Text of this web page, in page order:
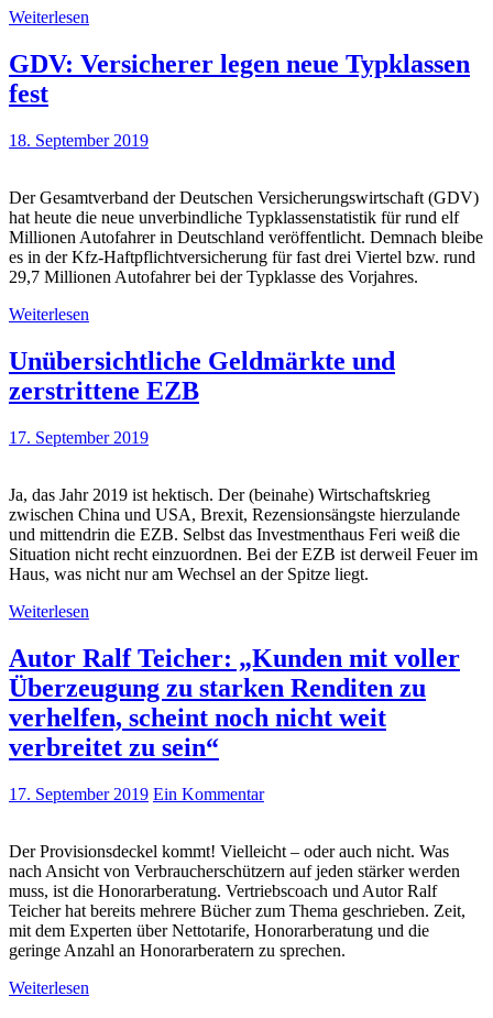
Weiterlesen
GDV: Versicherer legen neue Typklassen
fest
18. September 2019
Der Gesamtverband der Deutschen Versicherungswirtschaft (GDV)
hat heute die neue unverbindliche Typklassenstatistik für rund elf
Millionen Autofahrer in Deutschland veröffentlicht. Demnach bleibe
es in der Kfz-Haftpflichtversicherung für fast drei Viertel bzw. rund
29,7 Millionen Autofahrer bei der Typklasse des Vorjahres.
Weiterlesen
Unübersichtliche Geldmärkte und
zerstrittene EZB
17. September 2019
Ja, das Jahr 2019 ist hektisch. Der (beinahe) Wirtschaftskrieg
zwischen China und USA, Brexit, Rezensionsängste hierzulande
und mittendrin die EZB. Selbst das Investmenthaus Feri weiß die
Situation nicht recht einzuordnen. Bei der EZB ist derweil Feuer im
Haus, was nicht nur am Wechsel an der Spitze liegt.
Weiterlesen
Autor Ralf Teicher: „Kunden mit voller
Überzeugung zu starken Renditen zu
verhelfen, scheint noch nicht weit
verbreitet zu sein“
17. September 2019 Ein Kommentar
Der Provisionsdeckel kommt! Vielleicht – oder auch nicht. Was
nach Ansicht von Verbraucherschützern auf jeden stärker werden
muss, ist die Honorarberatung. Vertriebscoach und Autor Ralf
Teicher hat bereits mehrere Bücher zum Thema geschrieben. Zeit,
mit dem Experten über Nettotarife, Honorarberatung und die
geringe Anzahl an Honorarberatern zu sprechen.
Weiterlesen